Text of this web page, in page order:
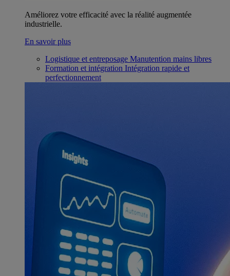
Améliorez votre efficacité avec la réalité augmentée
industrielle.
En savoir plus
Logistique et entreposage Manutention mains libres
Formation et intégration Intégration rapide et
perfectionnement